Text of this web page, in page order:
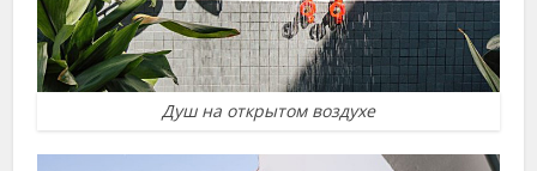
Душ на открытом воздухе